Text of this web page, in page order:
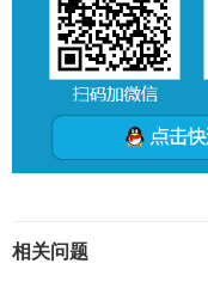
相关问题